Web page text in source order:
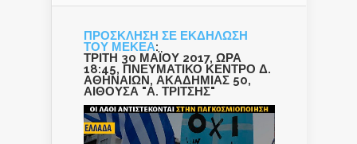
ΠΡΟΣΚΛΗΣΗ ΣΕ ΕΚΔΗΛΩΣΗ
ΤΟΥ ΜΕΚΕΑ:
ΤΡΙΤΗ 30 ΜΑΪΟΥ 2017, ΩΡΑ
18:45, ΠΝΕΥΜΑΤΙΚΟ ΚΕΝΤΡΟ Δ.
ΑΘΗΝΑΙΩΝ, ΑΚΑΔΗΜΙΑΣ 50,
ΑΙΘΟΥΣΑ "Α. ΤΡΙΤΣΗΣ"